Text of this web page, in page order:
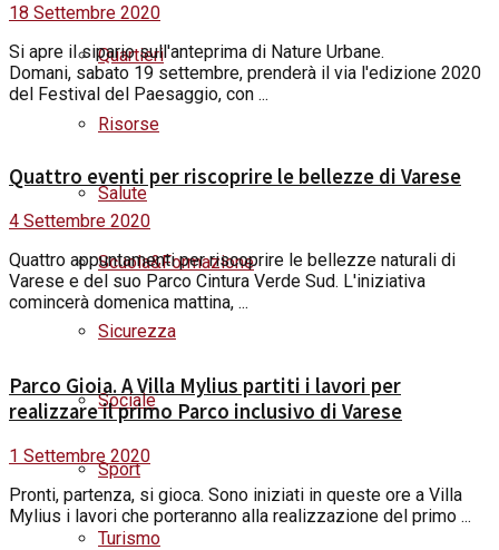
Quartieri
Risorse
Salute
Scuola&Formazione
Sicurezza
Sociale
Sport
Turismo
18 Settembre 2020
Si apre il sipario sull'anteprima di Nature Urbane.
Domani, sabato 19 settembre, prenderà il via l'edizione 2020
del Festival del Paesaggio, con ...
Quattro eventi per riscoprire le bellezze di Varese
4 Settembre 2020
Quattro appuntamenti per riscoprire le bellezze naturali di
Varese e del suo Parco Cintura Verde Sud. L'iniziativa
comincerà domenica mattina, ...
Parco Gioia. A Villa Mylius partiti i lavori per
realizzare il primo Parco inclusivo di Varese
1 Settembre 2020
Pronti, partenza, si gioca. Sono iniziati in queste ore a Villa
Mylius i lavori che porteranno alla realizzazione del primo ...